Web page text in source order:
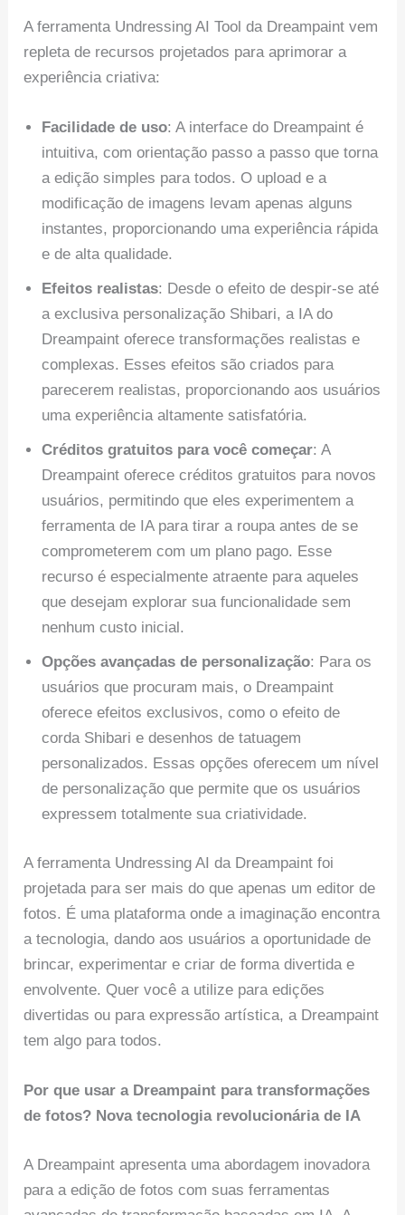
A ferramenta Undressing AI Tool da Dreampaint vem
repleta de recursos projetados para aprimorar a
experiência criativa:
Facilidade de uso: A interface do Dreampaint é
intuitiva, com orientação passo a passo que torna
a edição simples para todos. O upload e a
modificação de imagens levam apenas alguns
instantes, proporcionando uma experiência rápida
e de alta qualidade.
Efeitos realistas: Desde o efeito de despir-se até
a exclusiva personalização Shibari, a IA do
Dreampaint oferece transformações realistas e
complexas. Esses efeitos são criados para
parecerem realistas, proporcionando aos usuários
uma experiência altamente satisfatória.
Créditos gratuitos para você começar: A
Dreampaint oferece créditos gratuitos para novos
usuários, permitindo que eles experimentem a
ferramenta de IA para tirar a roupa antes de se
comprometerem com um plano pago. Esse
recurso é especialmente atraente para aqueles
que desejam explorar sua funcionalidade sem
nenhum custo inicial.
Opções avançadas de personalização: Para os
usuários que procuram mais, o Dreampaint
oferece efeitos exclusivos, como o efeito de
corda Shibari e desenhos de tatuagem
personalizados. Essas opções oferecem um nível
de personalização que permite que os usuários
expressem totalmente sua criatividade.
A ferramenta Undressing AI da Dreampaint foi
projetada para ser mais do que apenas um editor de
fotos. É uma plataforma onde a imaginação encontra
a tecnologia, dando aos usuários a oportunidade de
brincar, experimentar e criar de forma divertida e
envolvente. Quer você a utilize para edições
divertidas ou para expressão artística, a Dreampaint
tem algo para todos.
Por que usar a Dreampaint para transformações
de fotos? Nova tecnologia revolucionária de IA
A Dreampaint apresenta uma abordagem inovadora
para a edição de fotos com suas ferramentas